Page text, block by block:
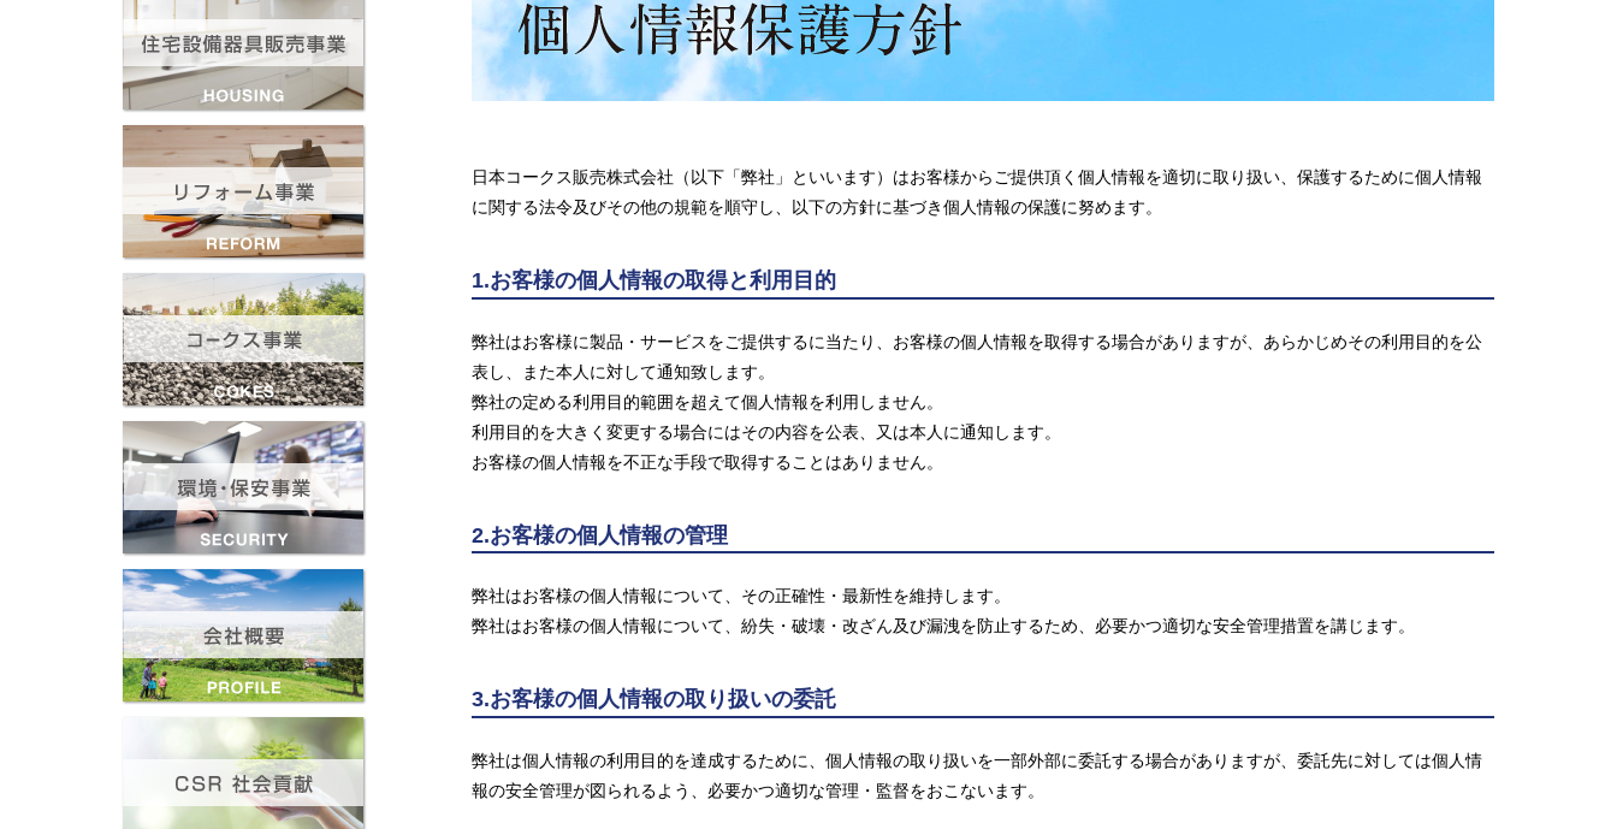
日本コークス販売株式会社（以下「弊社」といいます）はお客様からご提供頂く個人情報を適切に取り扱い、保護するために個人情報
に関する法令及びその他の規範を順守し、以下の方針に基づき個人情報の保護に努めます。
1.お客様の個人情報の取得と利用目的
弊社はお客様に製品・サービスをご提供するに当たり、お客様の個人情報を取得する場合がありますが、あらかじめその利用目的を公
表し、また本人に対して通知致します。
弊社の定める利用目的範囲を超えて個人情報を利用しません。
利用目的を大きく変更する場合にはその内容を公表、又は本人に通知します。
お客様の個人情報を不正な手段で取得することはありません。
2.お客様の個人情報の管理
弊社はお客様の個人情報について、その正確性・最新性を維持します。
弊社はお客様の個人情報について、紛失・破壊・改ざん及び漏洩を防止するため、必要かつ適切な安全管理措置を講じます。
3.お客様の個人情報の取り扱いの委託
弊社は個人情報の利用目的を達成するために、個人情報の取り扱いを一部外部に委託する場合がありますが、委託先に対しては個人情
報の安全管理が図られるよう、必要かつ適切な管理・監督をおこないます。